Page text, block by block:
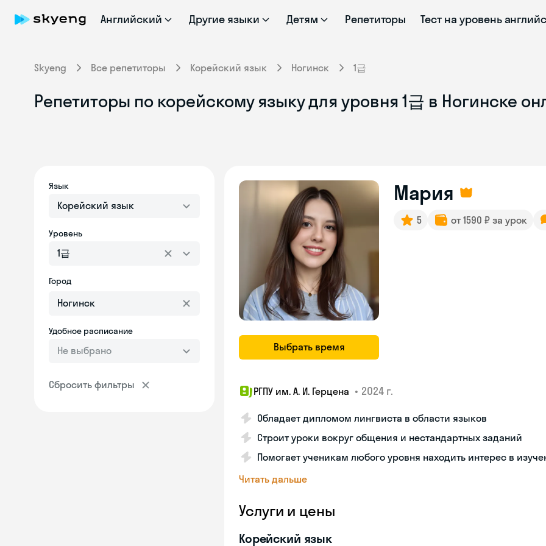
Английский Другие языки Детям Репетиторы Тест на уровень
Skyeng Все репетиторы Корейский язык Ногинск 1급
Репетиторы по корейскому языку для уровня 1급 в Ногинске
Язык
Корейский язык
Уровень
1급
Город
Удобное расписание
Не выбрано
Сбросить фильтры
Выбрать время
Мария
5 от 1590 ₽ за урок
РГПУ им. А. И. Герцена • 2024 г.
Обладает дипломом лингвиста в области языков
Строит уроки вокруг общения и нестандартных заданий
Помогает ученикам любого уровня находить интерес в
Читать дальше
Услуги и цены
Корейский язык